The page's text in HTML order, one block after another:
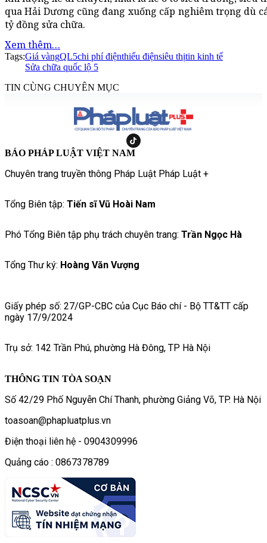
qua Hải Dương cũng đang xuống cấp nghiêm trọng dù
tỷ đồng sửa chữa.
Xem thêm…
Tags:Giá vàngQL5chi phí điệnthiếu điệnsiêu thịtin kinh tế
Sửa chữa quốc lộ 5
TIN CÙNG CHUYÊN MỤC
BÁO PHÁP LUẬT VIỆT NAM
Chuyên trang truyền thông Pháp Luật Pháp Luật +
Tổng Biên tập: Tiến sĩ Vũ Hoài Nam
Phó Tổng Biên tập phụ trách chuyên trang: Trần Ngọc Hà
Tổng Thư ký: Hoàng Văn Vượng
Giấy phép số: 27/GP-CBC của Cục Báo chí - Bộ TT&TT cấp
ngày 17/9/2024
Trụ sở: 142 Trần Phú, phường Hà Đông, TP Hà Nội
THÔNG TIN TÒA SOẠN
Số 42/29 Phố Nguyễn Chí Thanh, phường Giảng Võ, TP. Hà Nội
toasoan@phapluatplus.vn
Điện thoại liên hệ - 0904309996
Quảng cáo : 0867378789